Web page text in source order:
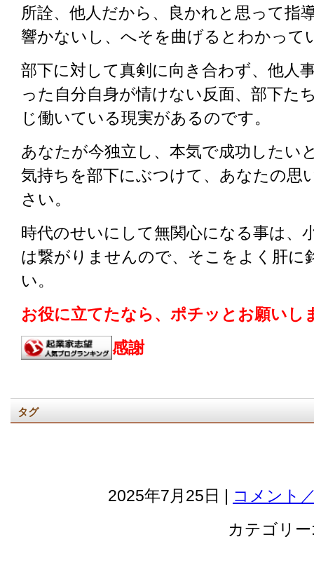
所詮、他人だから、良かれと思って指
響かないし、へそを曲げるとわかって
部下に対して真剣に向き合わず、他人
った自分自身が情けない反面、部下た
じ働いている現実があるのです。
あなたが今独立し、本気で成功したい
気持ちを部下にぶつけて、あなたの思
さい。
時代のせいにして無関心になる事は、
は繋がりませんので、そこをよく肝に
い。
お役に立てたなら、ポチッとお願いし
感謝
タグ
2025年7月25日 | コメント
カテゴリー